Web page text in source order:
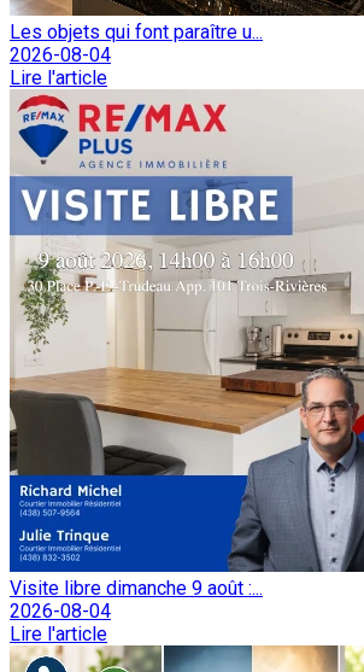
Les objets qui font paraître u...
2026-08-04
Lire l'article
Visite libre dimanche 9 août :...
2026-08-04
Lire l'article